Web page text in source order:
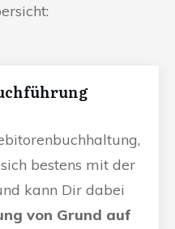
bestens mit der
kann Dir dabei
von Grund auf